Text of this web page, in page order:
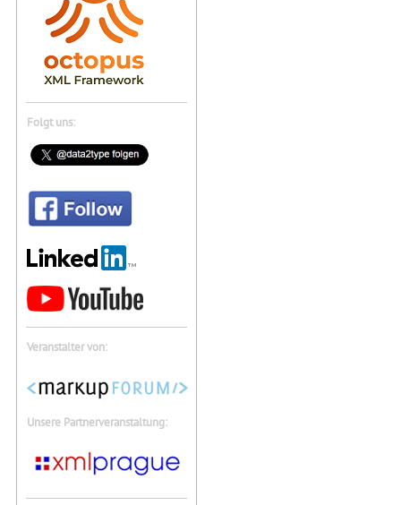
Folgt uns:
Veranstalter von:
Unsere Partnerveranstaltung: